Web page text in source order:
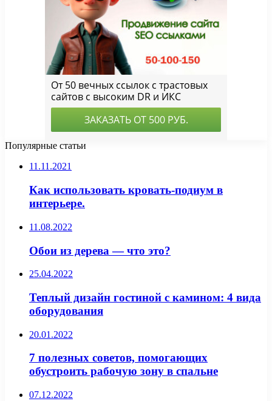
Популярные статьи
11.11.2021
Как использовать кровать-подиум в
интерьере.
11.08.2022
Обои из дерева — что это?
25.04.2022
Теплый дизайн гостиной с камином: 4 вида
оборудования
20.01.2022
7 полезных советов, помогающих
обустроить рабочую зону в спальне
07.12.2022